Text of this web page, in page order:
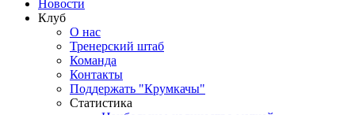
Новости
Клуб
О нас
Тренерский штаб
Команда
Контакты
Поддержать "Крумкачы"
Статистика